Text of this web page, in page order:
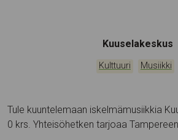
Kuuselakeskus
Kategoriat:
Kulttuuri Musiikki
Tule kuuntelemaan iskelmämusiikkia
0 krs. Yhteisöhetken tarjoaa